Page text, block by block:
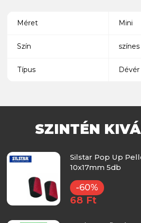
Méret Mini
Szín színes
Típus Dévér
SZINTÉN
Silstar Pop Up
10x17mm 5db
-60%
68 Ft